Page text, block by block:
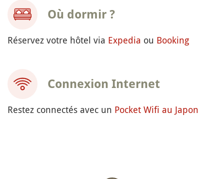
Où dormir ?
Réservez votre hôtel via Expedia ou Booking
Connexion Internet
Restez connectés avec un Pocket Wifi au Japon